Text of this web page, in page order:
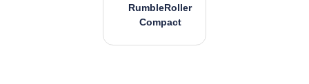
RumbleRoller
Compact